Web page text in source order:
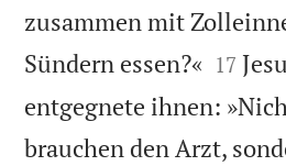
zusammen mit
Sündern essen?« 

17
entgegnete ihnen:
brauchen den Arzt,